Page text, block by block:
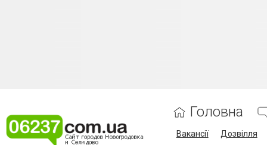
Головна
Вакансії
Дозвілля